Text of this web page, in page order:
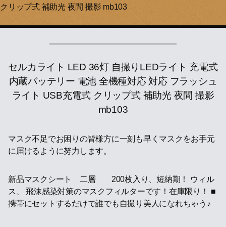
クリップ式 補助光 夜間 撮影 mb103
セルカライト LED 36灯 自撮りLEDライト 充電式
内蔵バッテリー 電池 全機種対応 対応 フラッシュ
ライト USB充電式 クリップ式 補助光 夜間 撮影
mb103
マスク不足でお困りの皆様方に一刻も早くマスクをお手元
に届けるように努力します。
新品マスクシート 二層 200枚入り、短納期！ ウィル
ス、 飛沫感染対策のマスクフィルターです！在庫限り！ ■
携帯にセットするだけで誰でも自撮り美人になれちゃう♪